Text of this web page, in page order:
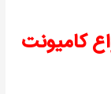
کامیونت